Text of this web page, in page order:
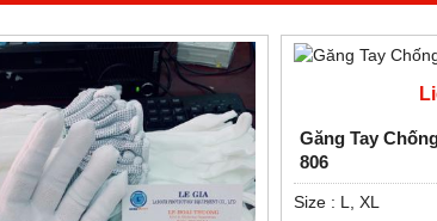
Găng Tay
806
Size : L, XL